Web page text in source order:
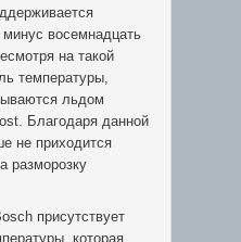
минус восемнадцать
на такой
температуры,
льдом
Благодаря данной
не приходится
разморозку
присутствует
которая